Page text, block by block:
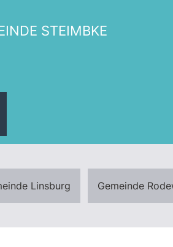
STEIMBKE
Linsburg Gemeinde